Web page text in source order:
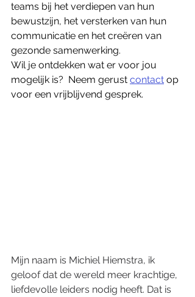
teams bij het verdiepen van hun
bewustzijn, het versterken van hun
communicatie en het creëren van
gezonde samenwerking.
Wil je ontdekken wat er voor jou
mogelijk is?  Neem gerust contact op
voor een vrijblijvend gesprek.
Mijn naam is Michiel Hiemstra, ik
geloof dat de wereld meer krachtige,
liefdevolle leiders nodig heeft. Dat is